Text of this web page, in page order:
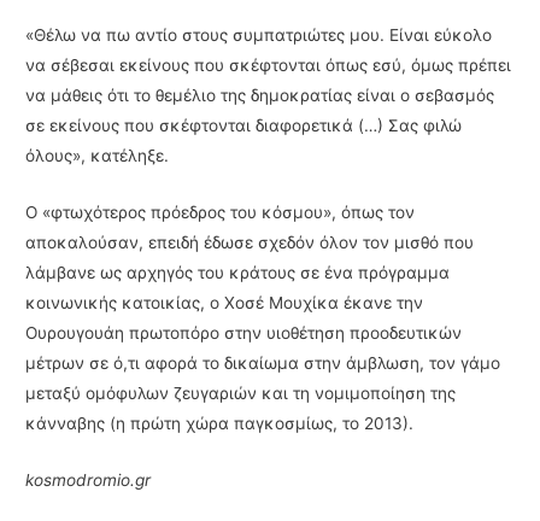
«Θέλω να πω αντίο στους συμπατριώτες μου. Είναι εύκολο
να σέβεσαι εκείνους που σκέφτονται όπως εσύ, όμως πρέπει
να μάθεις ότι το θεμέλιο της δημοκρατίας είναι ο σεβασμός
σε εκείνους που σκέφτονται διαφορετικά (…) Σας φιλώ
όλους», κατέληξε.
Ο «φτωχότερος πρόεδρος του κόσμου», όπως τον
αποκαλούσαν, επειδή έδωσε σχεδόν όλον τον μισθό που
λάμβανε ως αρχηγός του κράτους σε ένα πρόγραμμα
κοινωνικής κατοικίας, ο Χοσέ Μουχίκα έκανε την
Ουρουγουάη πρωτοπόρο στην υιοθέτηση προοδευτικών
μέτρων σε ό,τι αφορά το δικαίωμα στην άμβλωση, τον γάμο
μεταξύ ομόφυλων ζευγαριών και τη νομιμοποίηση της
κάνναβης (η πρώτη χώρα παγκοσμίως, το 2013).
kosmodromio.gr